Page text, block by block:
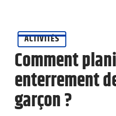
ACTIVITÉS
Comment
enterrement
garçon ?